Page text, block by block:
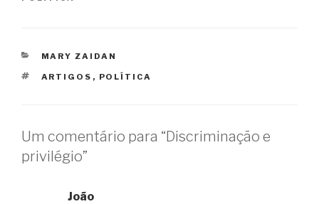
CATEGORIAS
MARY ZAIDAN
TAGS
ARTIGOS , POLÍTICA
Um comentário para “Discriminação e
privilégio”
João